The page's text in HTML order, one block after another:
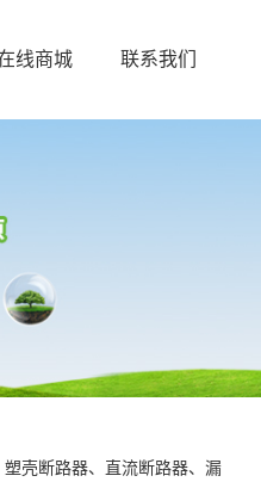
线商城 联系我们
壳断路器、直流断路器、漏